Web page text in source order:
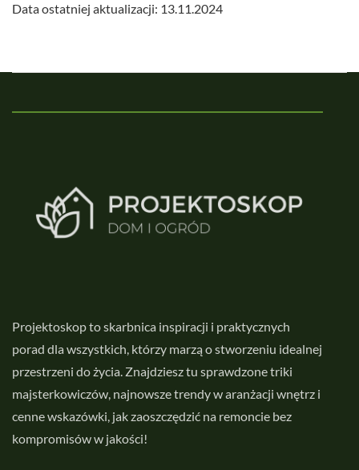
Data ostatniej aktualizacji: 13.11.2024
Projektoskop to skarbnica inspiracji i praktycznych
porad dla wszystkich, którzy marzą o stworzeniu idealnej
przestrzeni do życia. Znajdziesz tu sprawdzone triki
majsterkowiczów, najnowsze trendy w aranżacji wnętrz i
cenne wskazówki, jak zaoszczędzić na remoncie bez
kompromisów w jakości!